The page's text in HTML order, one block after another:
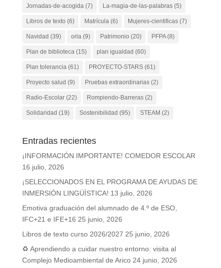
Jornadas-de-acogida(7) La-magia-de-las-palabras(5)
Libros de texto (6) Matrícula(6) Mujeres-cientificas(7)
Navidad (39) orla(9) Patrimonio (20) PFPA(8)
Plan de biblioteca(15) plan igualdad (60)
Plan tolerancia(61) PROYECTO-STARS(61)
Proyecto salud (9) Pruebas extraordinarias(2)
Radio-Escolar(22) Rompiendo-Barreras(2)
Solidaridad (19) Sostenibilidad (95) STEAM (2)
Entradas recientes
¡INFORMACIÓN IMPORTANTE! COMEDOR ESCOLAR
16 julio, 2026
¡SELECCIONADOS EN EL PROGRAMA DE AYUDAS DE
INMERSIÓN LINGÜÍSTICA! 13 julio, 2026
Emotiva graduación del alumnado de 4.º de ESO,
IFC+21 e IFE+16 25 junio, 2026
Libros de texto curso 2026/2027 25 junio, 2026
♻️ Aprendiendo a cuidar nuestro entorno: visita al
Complejo Medioambiental de Arico 24 junio, 2026